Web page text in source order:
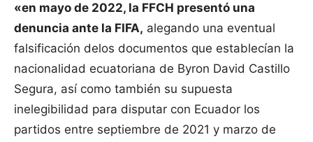
«en mayo de 2022, la FFCH presentó una
denuncia ante la FIFA, alegando una eventual
falsificación delos documentos que establecían la
nacionalidad ecuatoriana de Byron David Castillo
Segura, así como también su supuesta
inelegibilidad para disputar con Ecuador los
partidos entre septiembre de 2021 y marzo de